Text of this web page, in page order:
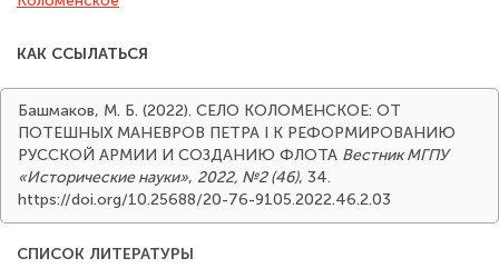
КАК ССЫЛАТЬСЯ
Башмаков, М. Б. (2022). СЕЛО КОЛОМЕНСКОЕ: ОТ
ПОТЕШНЫХ МАНЕВРОВ ПЕТРА I К РЕФОРМИРОВАНИЮ
РУССКОЙ АРМИИ И СОЗДАНИЮ ФЛОТА Вестник МГПУ
«Исторические науки», 2022, №2 (46), 34.
https://doi.org/10.25688/20-76-9105.2022.46.2.03
СПИСОК ЛИТЕРАТУРЫ